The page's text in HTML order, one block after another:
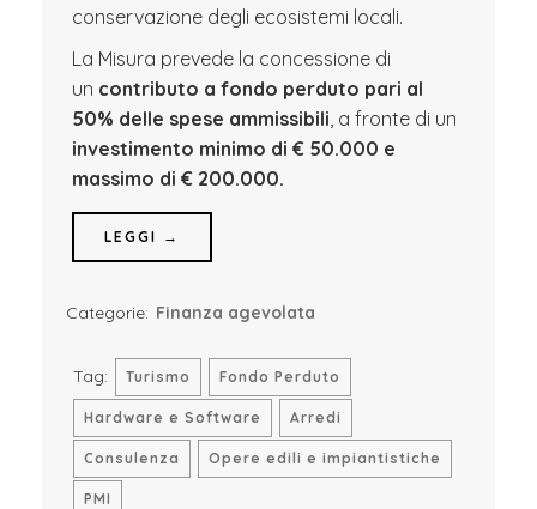
conservazione degli ecosistemi locali.
La Misura prevede la concessione di
un contributo a fondo perduto pari al
50% delle spese ammissibili, a fronte di un
investimento minimo di € 50.000 e
massimo di € 200.000.
LEGGI →
Categorie: Finanza agevolata
Tag: Turismo Fondo Perduto
Hardware e Software Arredi
Consulenza Opere edili e impiantistiche
PMI